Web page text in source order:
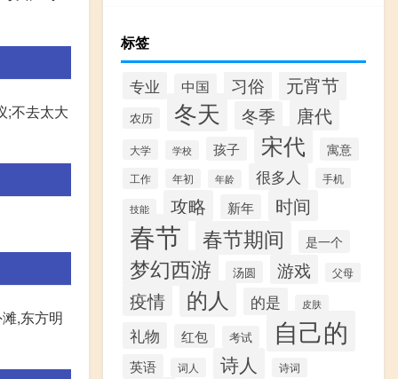
;不去太大
,东方明
标签
专业 中国 习俗 元宵节
农历 冬天 冬季 唐代
大学 学校 孩子 宋代 寓意
工作 年初 年龄 很多人 手机
技能 攻略 新年 时间
春节 春节期间 是一个
梦幻西游 汤圆 游戏 父母
疫情 的人 的是 皮肤
礼物 红包 考试 自己的
英语 词人 诗人 诗词